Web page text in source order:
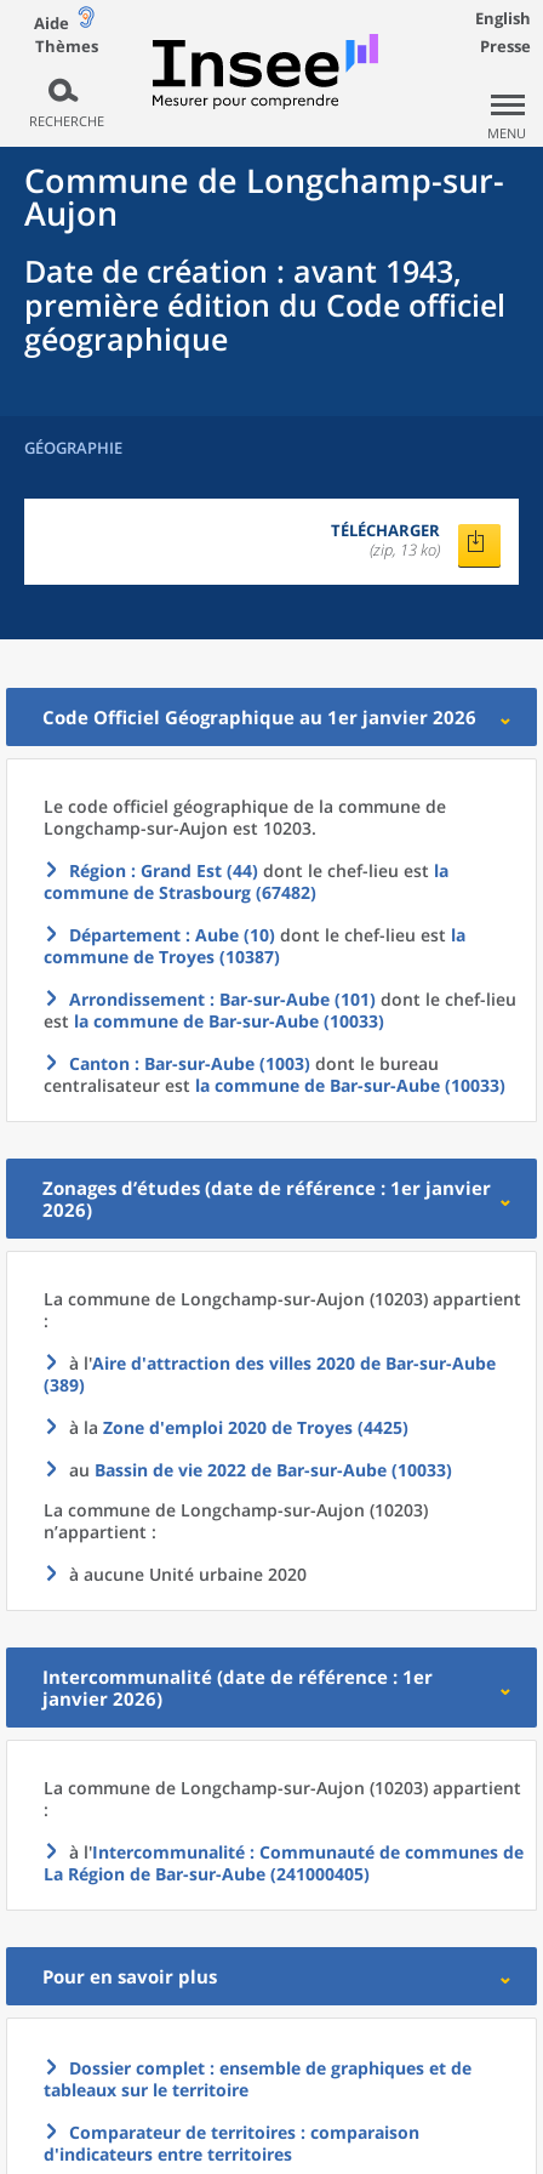
Aide
Thèmes
RECHERCHE
English
Presse
MENU
Commune de Longchamp-sur-
Aujon
Date de création : avant 1943,
première édition du Code officiel
géographique
GÉOGRAPHIE
TÉLÉCHARGER
(zip, 13 ko)
Code Officiel Géographique au 1er janvier 2026
Le code officiel géographique de la commune de
Longchamp-sur-Aujon est 10203.
Région : Grand Est (44) dont le chef-lieu est la
commune de Strasbourg (67482)
Département : Aube (10) dont le chef-lieu est la
commune de Troyes (10387)
Arrondissement : Bar-sur-Aube (101) dont le chef-lieu
est la commune de Bar-sur-Aube (10033)
Canton : Bar-sur-Aube (1003) dont le bureau
centralisateur est la commune de Bar-sur-Aube (10033)
Zonages d’études (date de référence : 1er janvier
2026)
La commune de Longchamp-sur-Aujon (10203) appartient
:
à l'Aire d'attraction des villes 2020 de Bar-sur-Aube
(389)
à la Zone d'emploi 2020 de Troyes (4425)
au Bassin de vie 2022 de Bar-sur-Aube (10033)
La commune de Longchamp-sur-Aujon (10203)
n’appartient :
à aucune Unité urbaine 2020
Intercommunalité (date de référence : 1er
janvier 2026)
La commune de Longchamp-sur-Aujon (10203) appartient
:
à l'Intercommunalité : Communauté de communes de
La Région de Bar-sur-Aube (241000405)
Pour en savoir plus
Dossier complet : ensemble de graphiques et de
tableaux sur le territoire
Comparateur de territoires : comparaison
d'indicateurs entre territoires